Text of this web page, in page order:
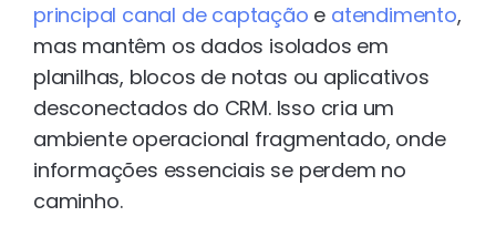
principal canal de captação e atendimento,
mas mantêm os dados isolados em
planilhas, blocos de notas ou aplicativos
desconectados do CRM. Isso cria um
ambiente operacional fragmentado, onde
informações essenciais se perdem no
caminho.